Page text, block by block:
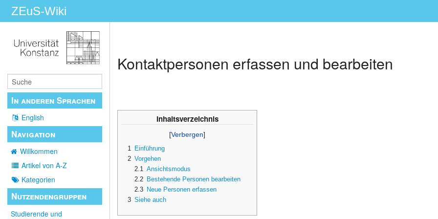
ZEuS-Wiki
In anderen Sprachen
English
Navigation
Willkommen
Artikel von A-Z
Kategorien
Nutzendengruppen
Studierende und
Kontaktpersonen erfassen und bearbeiten
Inhaltsverzeichnis
1 Einführung
2 Vorgehen
2.1 Ansichtsmodus
2.2
Bestehende Personen bearbeiten
2.3
Neue Personen erfassen
3 Siehe auch